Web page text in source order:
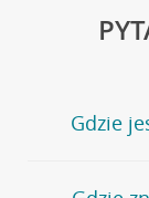
Gdzie
Jeśli szukasz